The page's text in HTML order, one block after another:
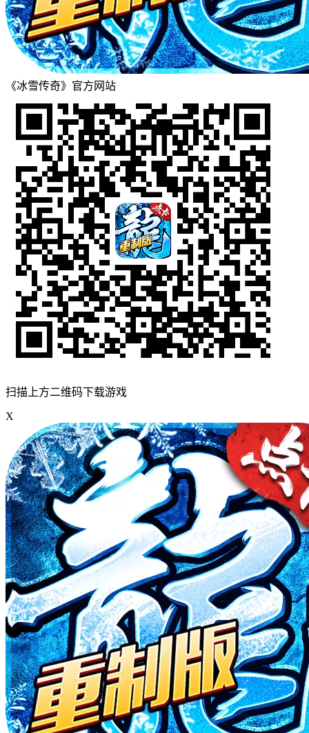
《冰雪传奇》官方网站
扫描上方二维码下载游戏
X